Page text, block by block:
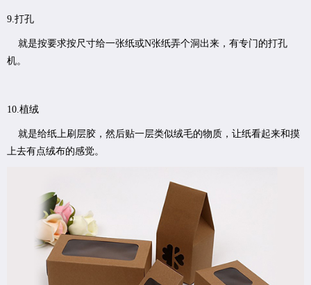
9.打孔
就是按要求按尺寸给一张纸或N张纸弄个洞出来，有专门的打孔
机。
10.植绒
就是给纸上刷层胶，然后贴一层类似绒毛的物质，让纸看起来和摸
上去有点绒布的感觉。